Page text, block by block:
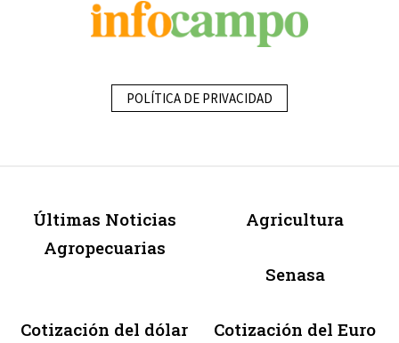
POLÍTICA DE PRIVACIDAD
Últimas Noticias
Agropecuarias
Agricultura
Senasa
Cotización del dólar Cotización del Euro